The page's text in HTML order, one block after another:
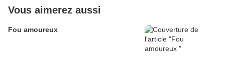
Vous aimerez aussi
Fou amoureux